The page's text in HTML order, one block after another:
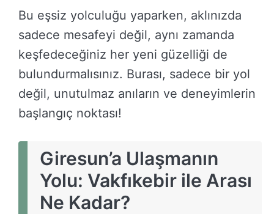
Bu eşsiz yolculuğu yaparken, aklınızda
sadece mesafeyi değil, aynı zamanda
keşfedeceğiniz her yeni güzelliği de
bulundurmalısınız. Burası, sadece bir yol
değil, unutulmaz anıların ve deneyimlerin
başlangıç noktası!
Giresun’a Ulaşmanın
Yolu: Vakfıkebir ile Arası
Ne Kadar?